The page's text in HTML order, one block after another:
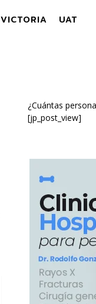
VICTORIA UAT
¿Cuántas
[jp_post_view]